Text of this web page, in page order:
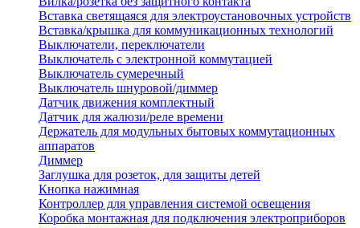
Вставка светящаяся для электроустановочных устройств
Вставка/крышка для коммуникационных технологий
Выключатели, переключатели
Выключатель с электронной коммутацией
Выключатель сумеречный
Выключатель шнуровой/диммер
Датчик движения комплектный
Датчик для жалюзи/реле времени
Держатель для модульных бытовых коммутационных
аппаратов
Диммер
Заглушка для розеток, для защиты детей
Кнопка нажимная
Контроллер для управления системой освещения
Коробка монтажная для подключения электроприборов